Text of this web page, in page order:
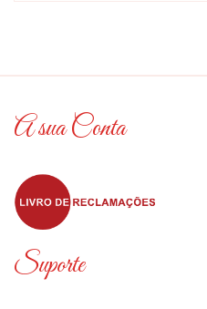
A sua Conta
Suporte